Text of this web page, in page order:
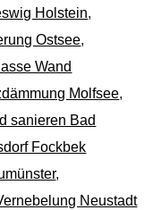
Holstein,
Ostsee,
Wand
Molfsee,
sanieren Bad
Fockbek
,
Neustadt